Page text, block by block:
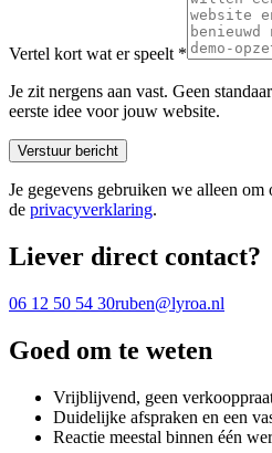
Vertel kort wat er speelt *
Je zit nergens aan vast. Geen
eerste idee voor jouw website.
Verstuur bericht
Je gegevens gebruiken we alleen
de privacyverklaring.
Liever direct contact?
06 12 50 54 30ruben@lyroa.nl
Goed om te weten
Vrijblijvend, geen
Duidelijke afspraken en een
Reactie meestal binnen één